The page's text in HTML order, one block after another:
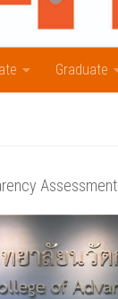
Graduate
Assessment